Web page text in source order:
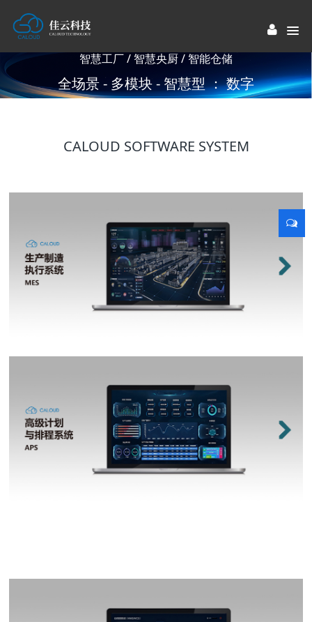
智慧工厂 / 智慧央厨 / 智能仓储
全场景 - 多模块 - 智慧型 ： 数字
CALOUD SOFTWARE SYSTEM